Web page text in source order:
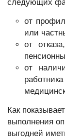
следующих
от
или
от
от
Как
выполнения
выгодней